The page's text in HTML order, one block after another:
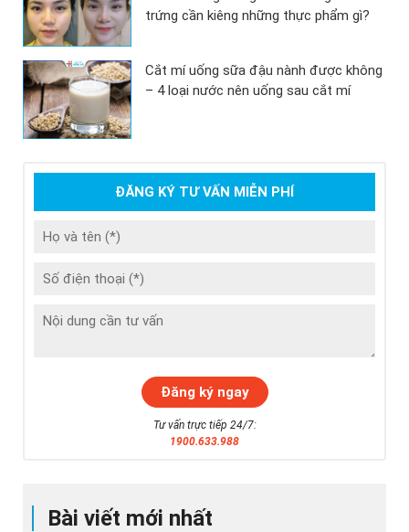
trứng cần kiêng những thực phẩm gì?
Cắt mí uống sữa đậu nành được không
– 4 loại nước nên uống sau cắt mí
Bài viết mới nhất
ĐĂNG KÝ TƯ VẤN MIỄN PHÍ
Tư vấn trực tiếp 24/7:
1900.633.988